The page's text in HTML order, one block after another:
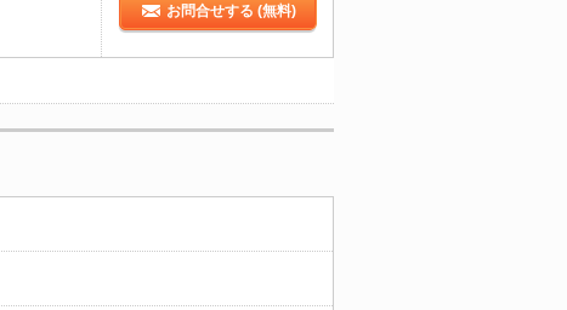
お問合せする (無料)